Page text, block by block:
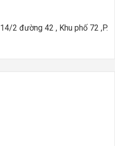
14/2 đường 42 , Khu phố 72 ,P.